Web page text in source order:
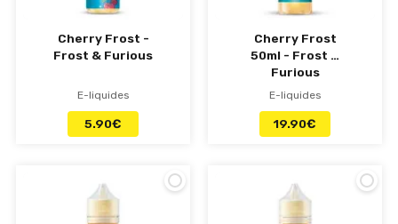
Cherry Frost -
Frost & Furious
E-liquides
5.90€
Cherry Frost
50ml - Frost &
Furious
E-liquides
19.90€